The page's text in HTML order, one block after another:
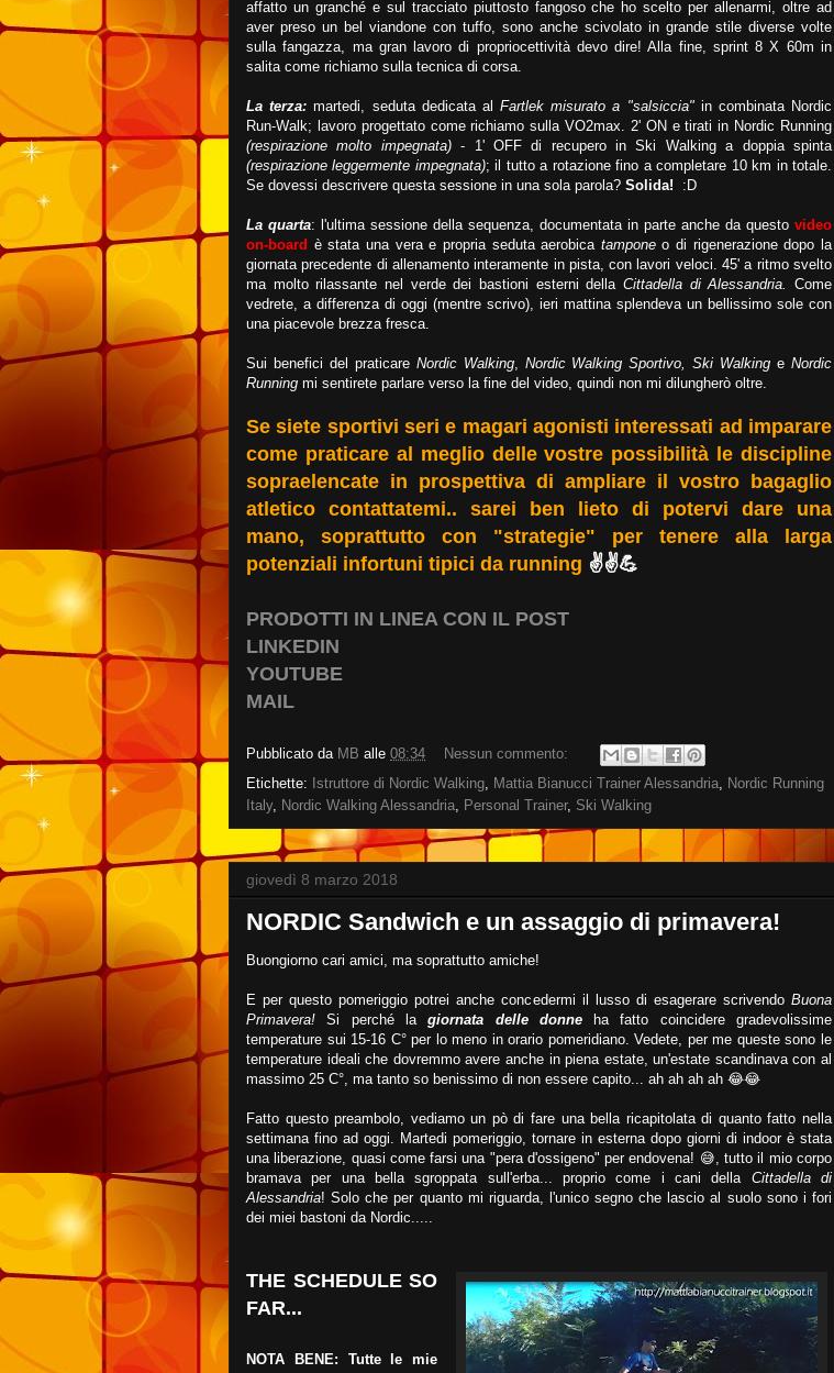
affatto un granché e sul tracciato piuttosto fangoso che ho scelto per allenarmi, oltre ad
aver preso un bel viandone con tuffo, sono anche scivolato in grande stile diverse volte
sulla fangazza, ma gran lavoro di propriocettività devo dire! Alla fine, sprint 8 X 60m in
salita come richiamo sulla tecnica di corsa.
La terza:martedi, seduta dedicata alFartlek misurato a "salsiccia"in combinata Nordic
Run-Walk; lavoro progettato come richiamo sulla VO2max. 2' ON e tirati in Nordic Running
(respirazione molto impegnata)- 1' OFF di recupero in Ski Walking a doppia spinta
(respirazione leggermente impegnata); il tutto a rotazione fino a completare 10 km in totale.
Se dovessi descrivere questa sessione in una sola parola? Solida! :D
La quarta: l'ultima sessione della sequenza, documentata in parte anche da questo video
on-board è stata una vera e propria seduta aerobica tamponeo di rigenerazione dopo la
giornata precedente di allenamento interamente in pista, con lavori veloci. 45' a ritmo svelto
ma molto rilassante nel verde dei bastioni esterni della Cittadella di Alessandria. Come
vedrete, a differenza di oggi (mentre scrivo), ieri mattina splendeva un bellissimo sole con
una piacevole brezza fresca.
Sui benefici del praticare Nordic Walking, Nordic Walking Sportivo, Ski Walking eNordic
Running mi sentirete parlare verso la fine del video, quindi non mi dilungherò oltre.
Se siete sportivi seri e magari agonisti interessati ad imparare
come praticare al meglio delle vostre possibilità le discipline
sopraelencate in prospettiva di ampliare il vostro bagaglio
atletico contattatemi.. sarei ben lieto di potervi dare una
mano, soprattutto con "strategie" per tenere alla larga
potenziali infortuni tipici da running ✌✌💪
PRODOTTI IN LINEA CON IL POST
LINKEDIN
YOUTUBE
MAIL
Pubblicato da MB alle 08:34
Nessun commento:
Etichette: Istruttore di Nordic Walking, Mattia Bianucci Trainer Alessandria, Nordic Running
Italy, Nordic Walking Alessandria, Personal Trainer, Ski Walking
giovedì 8 marzo 2018
NORDIC Sandwich e un assaggio di primavera!
Buongiorno cari amici, ma soprattutto amiche!
E per questo pomeriggio potrei anche concedermi il lusso di esagerare scrivendo Buona
Primavera!Si perché lagiornata delle donne
ha fatto coincidere gradevolissime
temperature sui 15-16 C° per lo meno in orario pomeridiano. Vedete, per me queste sono le
temperature ideali che dovremmo avere anche in piena estate, un'estate scandinava con al
massimo 25 C°, ma tanto so benissimo di non essere capito... ah ah ah ah 😂😂
Fatto questo preambolo, vediamo un pò di fare una bella ricapitolata di quanto fatto nella
settimana fino ad oggi. Martedi pomeriggio, tornare in esterna dopo giorni di indoor è stata
una liberazione, quasi come farsi una "pera d'ossigeno" per endovena! 😅, tutto il mio corpo
bramava per una bella sgroppata sull'erba... proprio come i cani della Cittadella di
Alessandria! Solo che per quanto mi riguarda, l'unico segno che lascio al suolo sono i fori
dei miei bastoni da Nordic.....
THE SCHEDULE SO
FAR...
NOTA BENE: Tutte le mie